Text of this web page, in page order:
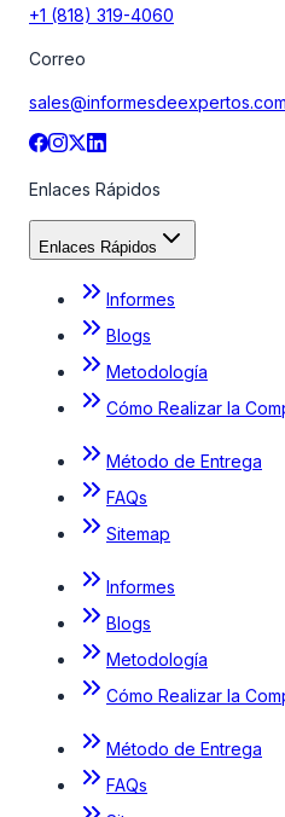
+1 (818) 319-4060
Correo
sales@informesdeexpertos.com
Enlaces Rápidos
Enlaces Rápidos
Informes
Blogs
Metodología
Cómo Realizar la
Método de Entrega
FAQs
Sitemap
Informes
Blogs
Metodología
Cómo Realizar la
Método de Entrega
FAQs